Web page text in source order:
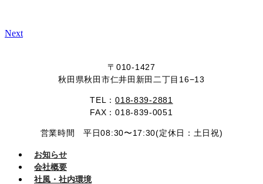
Next
〒010-1427
秋田県秋田市仁井田新田二丁目16−13
TEL：018-839-2881
FAX：018-839-0051
営業時間 平日08:30〜17:30(定休日：土日祝)
お知らせ
会社概要
社風・社内環境